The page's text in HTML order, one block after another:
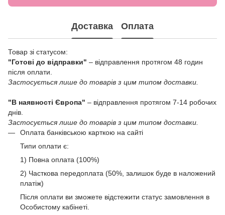
Доставка Оплата
Товар зі статусом:
"Готові до відправки" – відправлення протягом 48 годин
після оплати.
Застосується лише до товарів з цим типом доставки.
"В наявності Європа" – відправлення протягом 7-14 робочих
днів.
Застосується лише до товарів з цим типом доставки.
Оплата банківською карткою на сайті
Типи оплати є:
1) Повна оплата (100%)
2) Часткова передоплата (50%, залишок буде в наложений
платіж)
Після оплати ви зможете відстежити статус замовлення в
Особистому кабінеті.